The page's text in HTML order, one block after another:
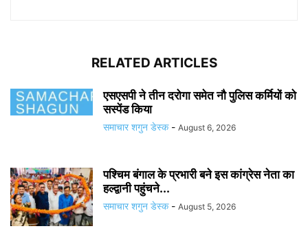
RELATED ARTICLES
एसएसपी ने तीन दरोगा समेत नौ पुलिस कर्मियों को
सस्पेंड किया
समाचार शगुन डेस्क - August 6, 2026
पश्चिम बंगाल के प्रभारी बने इस कांग्रेस नेता का
हल्द्वानी पहुंचने...
समाचार शगुन डेस्क - August 5, 2026